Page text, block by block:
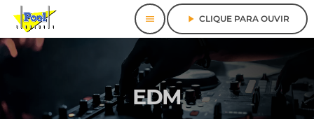
menu play_arrow CLIQUE PARA OUVIR
EDM